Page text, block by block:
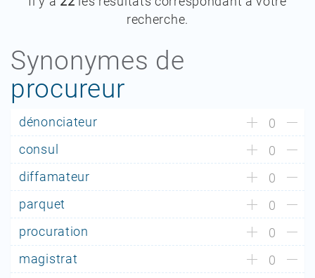
recherche.
Synonymes de
procureur
dénonciateur
0
consul
0
diffamateur
0
parquet
0
procuration
0
magistrat
0